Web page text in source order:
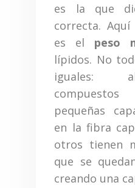
es la que
correcta.
es el peso
lípidos. No
iguales:
pequeñas
en la fibra
otros tienen
que se
creando una